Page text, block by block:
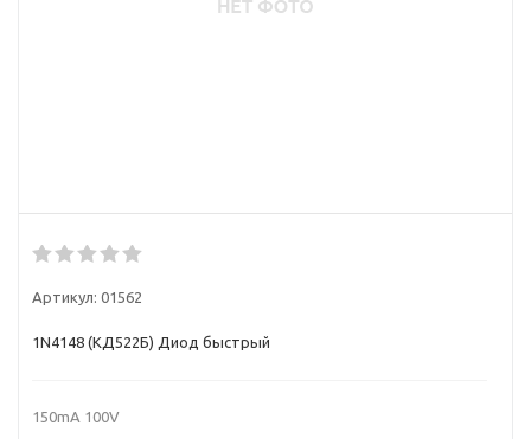
Артикул: 01562
1N4148 (КД522Б) Диод быстрый
150mA 100V